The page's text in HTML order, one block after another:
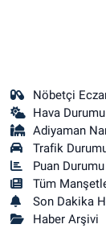
Nöbetçi
Hava Durumu
Adiyaman
Trafik
Puan
Tüm
Son Dakika
Haber Arşivi